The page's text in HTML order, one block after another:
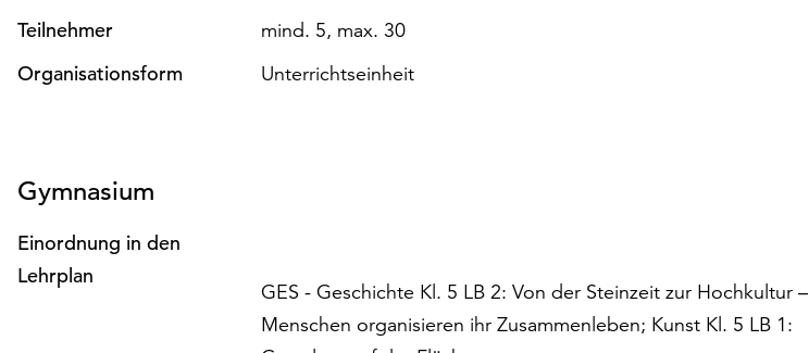
Teilnehmer
mind. 5, max. 30
Organisationsform
Unterrichtseinheit
Gymnasium
Einordnung in den
Lehrplan
GES - Geschichte Kl. 5 LB 2: Von der Steinzeit zur Hochkultur –
Menschen organisieren ihr Zusammenleben; Kunst Kl. 5 LB 1: